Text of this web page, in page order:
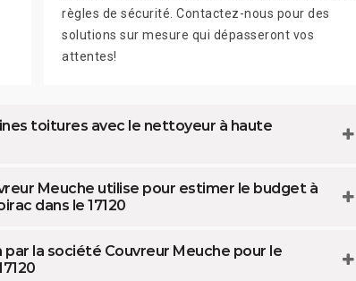
règles de sécurité. Contactez-nous pour des
solutions sur mesure qui dépasseront vos
attentes!
toitures avec le nettoyeur à haute
Meuche utilise pour estimer le budget à
dans le 17120
la société Couvreur Meuche pour le